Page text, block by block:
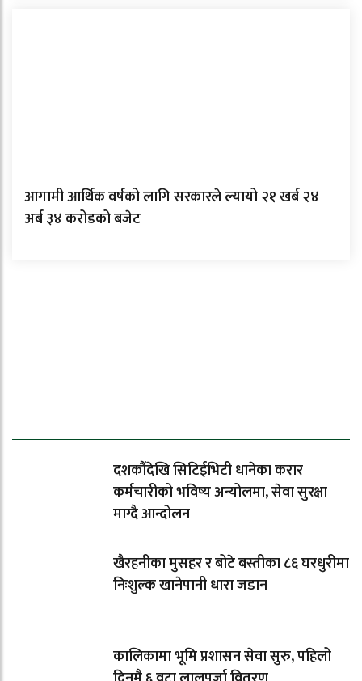
आगामी आर्थिक वर्षको लागि सरकारले ल्यायो २१ खर्ब २४
अर्ब ३४ करोडको बजेट
दशकौँदेखि सिटिईभिटी धानेका करार
कर्मचारीको भविष्य अन्योलमा, सेवा सुरक्षा
माग्दै आन्दोलन
खैरहनीका मुसहर र बोटे बस्तीका ८६ घरधुरीमा
निःशुल्क खानेपानी धारा जडान
कालिकामा भूमि प्रशासन सेवा सुरु, पहिलो